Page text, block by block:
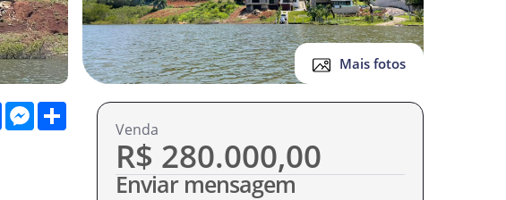
Mais fotos
FacebookMessenger
Share
Venda
R$ 280.000,00
Enviar mensagem